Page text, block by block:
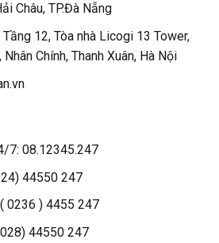
Châu, TP.Đà Nẵng
Tầng 12, Tòa nhà Licogi 13 Tower,
Chính, Thanh Xuân, Hà Nội
7: 08.12345.247
44550 247
0236 ) 4455 247
44550 247